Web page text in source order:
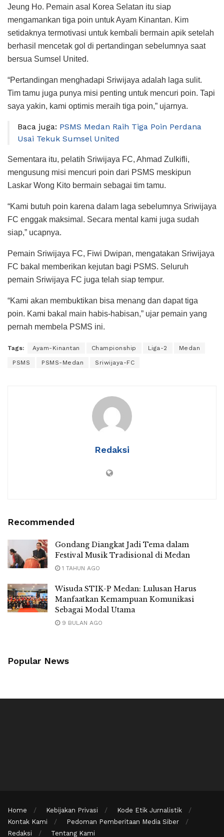
Jeung Ho. Pemain asal Korea Selatan itu siap
mengamankan tiga poin untuk Ayam Kinantan. Kim
setidaknya termotivasi untuk kembali bermain apik setelah
berhasil mencetak gol di pertandingan sebelumnya saat
bersua Sumsel United.
“Pertandingan menghadapi Sriwijaya adalah laga sulit.
Tim tamu juga punya misi penting untuk mencuri poin. Tapi
saya yakin, kami optimis meraih tiga poin,” ujarnya.
Baca juga: PSMS Medan Raih Tiga Poin Perdana
Usai Tekuk Sumsel United
Sementara itu, pelatih Sriwijaya FC, Ahmad Zulkifli,
mengusung misi mencuri poin dari PSMS meskipun
Laskar Wong Kito bermain sebagai tim tamu.
“Kami butuh poin karena dalam laga sebelumnya Sriwijaya
FC enggak maksimal. Secara mental kami juga sudah
siap,” ucapnya.
Pemain Sriwijaya FC, Fiwi Dwipan, mengatakan Sriwijaya
FC bakal memberikan kejutan bagi PSMS. Seluruh
pemain Sriwijaya FC juga telah siap tempur.
“Kami akan membuktikan bisa menang dan dapat tiga
poin. Kami bakal main habis-habisan,” ujar pemain yang
pernah membela PSMS ini.
Tags: Ayam-Kinantan Championship Liga-2 Medan
PSMS PSMS-Medan Sriwijaya-FC
Redaksi
Recommended
Gondang Diangkat Jadi Tema dalam
Festival Musik Tradisional di Medan
1 TAHUN AGO
Wisuda STIK-P Medan: Lulusan Harus
Manfaatkan Kemampuan Komunikasi
Sebagai Modal Utama
9 BULAN AGO
Popular News
Home Kebijakan Privasi
Kode Etik Jurnalistik
Kontak Kami
Pedoman Pemberitaan Media Siber
Redaksi
Tentang Kami